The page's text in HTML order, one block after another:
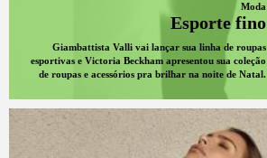
Moda
Esporte fino
Giambattista Valli vai lançar sua linha de roupas
esportivas e Victoria Beckham apresentou sua coleção
de roupas e acessórios pra brilhar na noite de Natal.